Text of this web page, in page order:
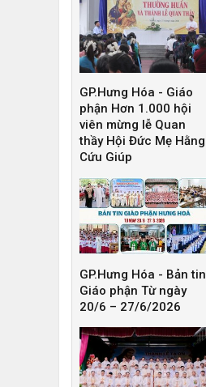
GP.Hưng Hóa - Giáo
phận Hơn 1.000 hội
viên mừng lễ Quan
thầy Hội Đức Mẹ Hằng
Cứu Giúp
GP.Hưng Hóa - Bản tin
Giáo phận Từ ngày
20/6 – 27/6/2026